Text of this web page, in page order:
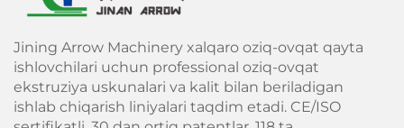
Jining Arrow Machinery xalqaro oziq-ovqat qayta
ishlovchilari uchun professional oziq-ovqat
ekstruziya uskunalari va kalit bilan beriladigan
ishlab chiqarish liniyalari taqdim etadi. CE/ISO